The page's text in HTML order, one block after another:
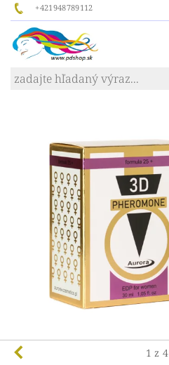
+421948789112
1 z 4